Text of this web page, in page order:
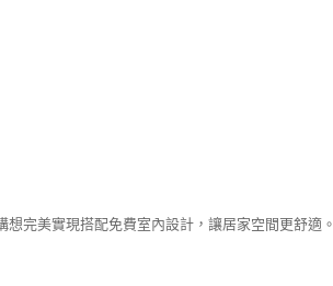
完美實現搭配免費室內設計，讓居家空間更舒適。